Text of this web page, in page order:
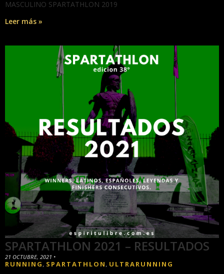
MASCULINO SPARTATHLON 2019
Leer más »
SPARTATHLON 2021 – RESULTADOS
21 OCTUBRE, 2021 •
RUNNING , SPARTATHLON , ULTRARUNNING